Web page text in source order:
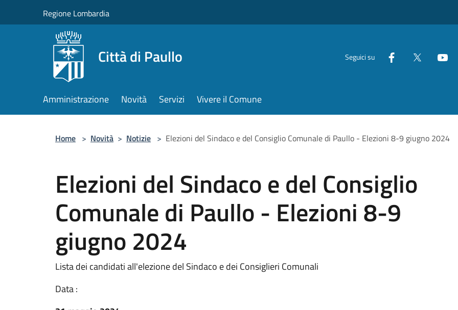
Regione Lombardia
Città di Paullo Seguici su
Amministrazione Novità Servizi Vivere il Comune
Home > Novità > Notizie > Elezioni del Sindaco e del Consiglio Comunale di Paullo - Elezioni 8-9 giugno 2024
Elezioni del Sindaco e del Consiglio
Comunale di Paullo - Elezioni 8-9
giugno 2024
Lista dei candidati all'elezione del Sindaco e dei Consiglieri Comunali
Data :